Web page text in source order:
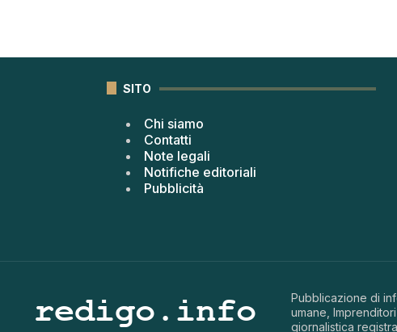
SITO
Chi siamo
Contatti
Note legali
Notifiche editoriali
Pubblicità
Pubblicazione di
umane,
giornalistica